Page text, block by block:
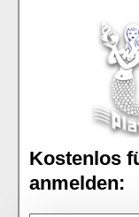
Kostenlos
anmelden: